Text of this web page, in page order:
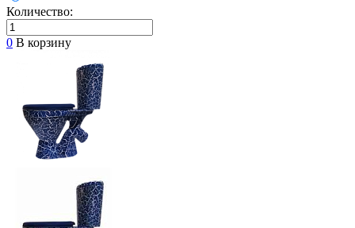
Количество:
0 В корзину